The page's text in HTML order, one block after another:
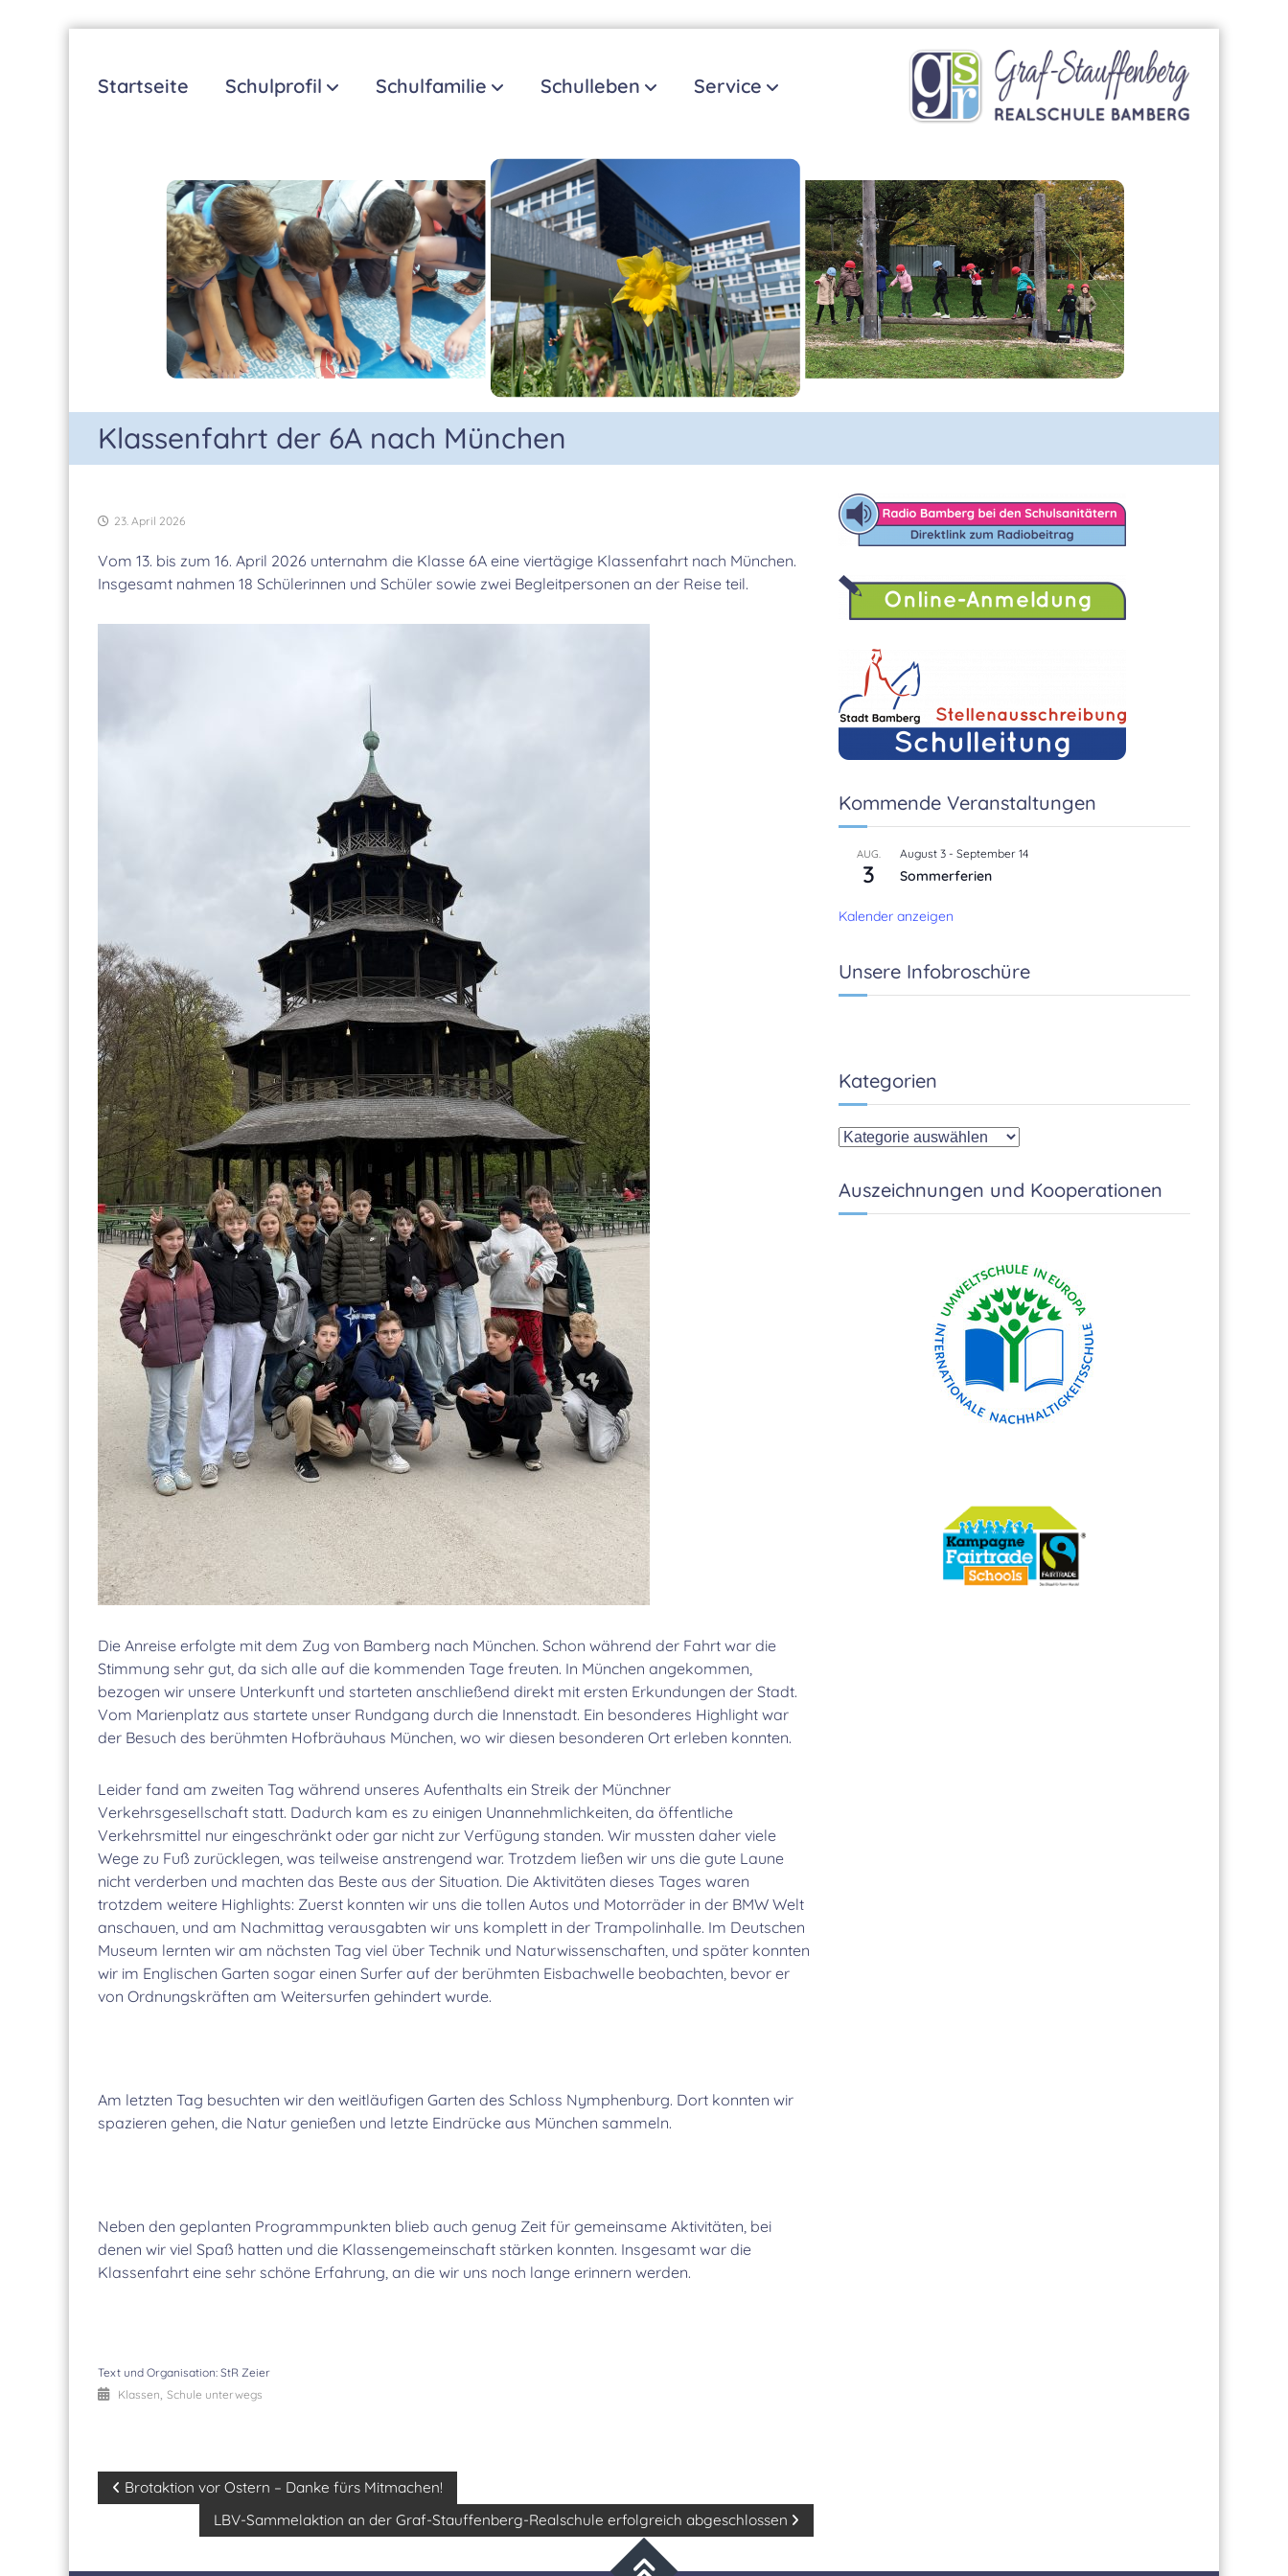
springen
Graf-
Stauffenberg-
Realschule
Bamberg
Startseite Schulprofil Schulfamilie Schulleben Service
Klassenfahrt der 6A nach München
23. April 2026
Vom 13. bis zum 16. April 2026 unternahm die Klasse 6A eine viertägige Klassenfahrt nach München.
Insgesamt nahmen 18 Schülerinnen und Schüler sowie zwei Begleitpersonen an der Reise teil.
Die Anreise erfolgte mit dem Zug von Bamberg nach München. Schon während der Fahrt war die
Stimmung sehr gut, da sich alle auf die kommenden Tage freuten. In München angekommen,
bezogen wir unsere Unterkunft und starteten anschließend direkt mit ersten Erkundungen der Stadt.
Vom Marienplatz aus startete unser Rundgang durch die Innenstadt. Ein besonderes Highlight war
der Besuch des berühmten Hofbräuhaus München, wo wir diesen besonderen Ort erleben konnten.
Leider fand am zweiten Tag während unseres Aufenthalts ein Streik der Münchner
Verkehrsgesellschaft statt. Dadurch kam es zu einigen Unannehmlichkeiten, da öffentliche
Verkehrsmittel nur eingeschränkt oder gar nicht zur Verfügung standen. Wir mussten daher viele
Wege zu Fuß zurücklegen, was teilweise anstrengend war. Trotzdem ließen wir uns die gute Laune
nicht verderben und machten das Beste aus der Situation. Die Aktivitäten dieses Tages waren
trotzdem weitere Highlights: Zuerst konnten wir uns die tollen Autos und Motorräder in der BMW Welt
anschauen, und am Nachmittag verausgabten wir uns komplett in der Trampolinhalle. Im Deutschen
Museum lernten wir am nächsten Tag viel über Technik und Naturwissenschaften, und später konnten
wir im Englischen Garten sogar einen Surfer auf der berühmten Eisbachwelle beobachten, bevor er
von Ordnungskräften am Weitersurfen gehindert wurde.
Am letzten Tag besuchten wir den weitläufigen Garten des Schloss Nymphenburg. Dort konnten wir
spazieren gehen, die Natur genießen und letzte Eindrücke aus München sammeln.
Neben den geplanten Programmpunkten blieb auch genug Zeit für gemeinsame Aktivitäten, bei
denen wir viel Spaß hatten und die Klassengemeinschaft stärken konnten. Insgesamt war die
Klassenfahrt eine sehr schöne Erfahrung, an die wir uns noch lange erinnern werden.
Text und Organisation: StR Zeier
Klassen, Schule unterwegs
Beitragsnavigation
Brotaktion vor Ostern – Danke fürs Mitmachen!
LBV-Sammelaktion an der Graf-Stauffenberg-Realschule erfolgreich abgeschlossen
Kommende Veranstaltungen
AUG.
3
August 3- September 14
Sommerferien
Kalender anzeigen
Unsere Infobroschüre
Kategorien
Kategorien
Auszeichnungen und Kooperationen